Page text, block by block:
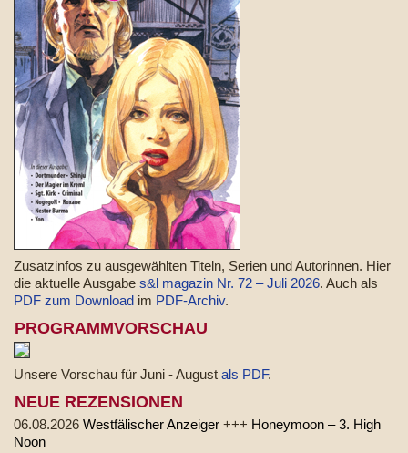
Zusatzinfos zu ausgewählten Titeln, Serien und Autorinnen. Hier
die aktuelle Ausgabe s&l magazin Nr. 72 – Juli 2026. Auch als
PDF zum Download im PDF-Archiv.
PROGRAMMVORSCHAU
Unsere Vorschau für Juni - August als PDF.
NEUE REZENSIONEN
06.08.2026 Westfälischer Anzeiger +++ Honeymoon – 3. High
Noon